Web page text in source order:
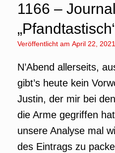
1166 –
Veröffentlicht am April 22, 2021
N’Abend allerseits,
gibt’s heute kein
Justin, der mir bei
die Arme gegriffen
unsere Analyse mal
des Eintrags zu